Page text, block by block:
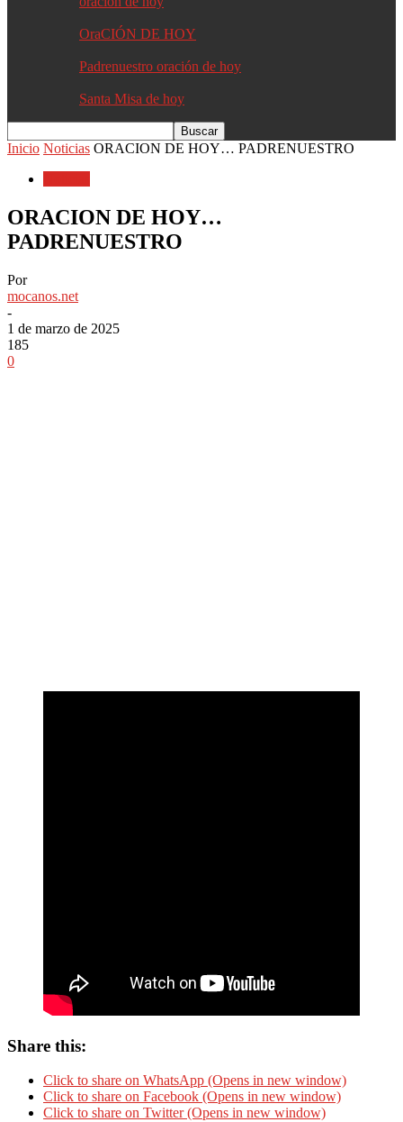
OraCIÓN DE HOY
Padrenuestro oración de hoy
Santa Misa de hoy
Inicio Noticias ORACION DE HOY… PADRENUESTRO
ORACION DE HOY…
PADRENUESTRO
Por
mocanos.net
-
1 de marzo de 2025
185
0
Share this:
Click to share on WhatsApp (Opens in new window)
Click to share on Facebook (Opens in new window)
Click to share on Twitter (Opens in new window)